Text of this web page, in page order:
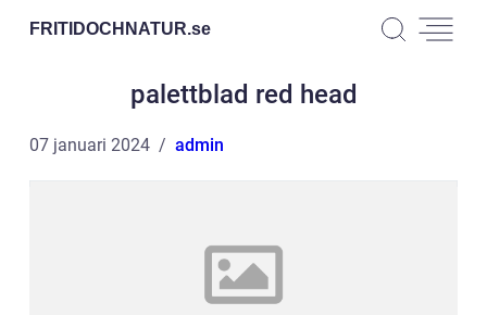
FRITIDOCHNATUR.se
palettblad red head
07 januari 2024 admin